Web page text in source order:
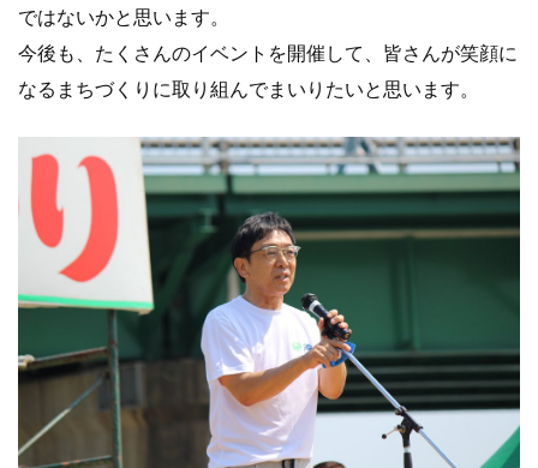
ではないかと思います。
今後も、たくさんのイベントを開催して、皆さんが笑顔に
なるまちづくりに取り組んでまいりたいと思います。